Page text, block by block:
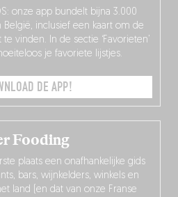
Fooding
plaats een onafhankelijke gids
bars, wijnkelders, winkels en
land (en dat van onze Franse
onze app bundelt bijna 3.000
België, inclusief een kaart om de
vinden. In de sectie ‘Favorieten’
je favoriete lijstjes.
DE APP!